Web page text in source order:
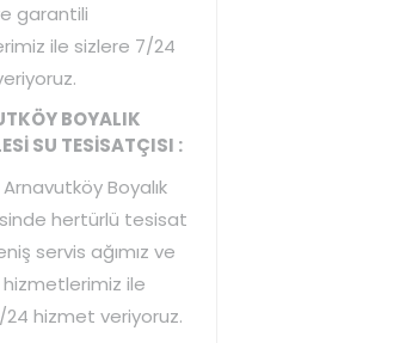
garantili
ile sizlere 7/24
BOYALIK
SU TESİSATÇISI :
Boyalık
hertürlü tesisat
servis ağımız ve
ile
24 hizmet veriyoruz.